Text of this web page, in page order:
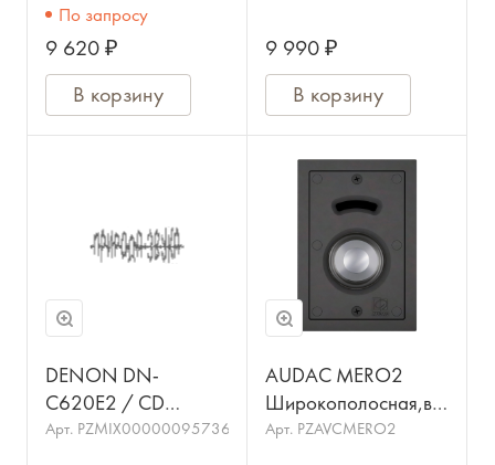
WMA, PCM,
балансные
аналоговые выходы,
19", 2U/
По запросу
9 620 ₽
В корзину
9 990 ₽
В корзину
DENON DN-
C620E2 / CD
проигрыватель, CD-
Арт. PZMIX00000095736
AUDAC MERO2
акустическая
Арт. PZAVCMERO2